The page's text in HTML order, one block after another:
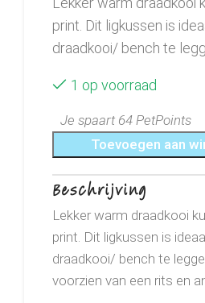
print. Dit ligkussen is
draadkooi/ bench te
1 op voorraad
Je spaart 64 PetPoints
Toevoegen aan
Beschrijving
Lekker warm draadkooi
print. Dit ligkussen is
draadkooi/ bench te
voorzien van een rits en